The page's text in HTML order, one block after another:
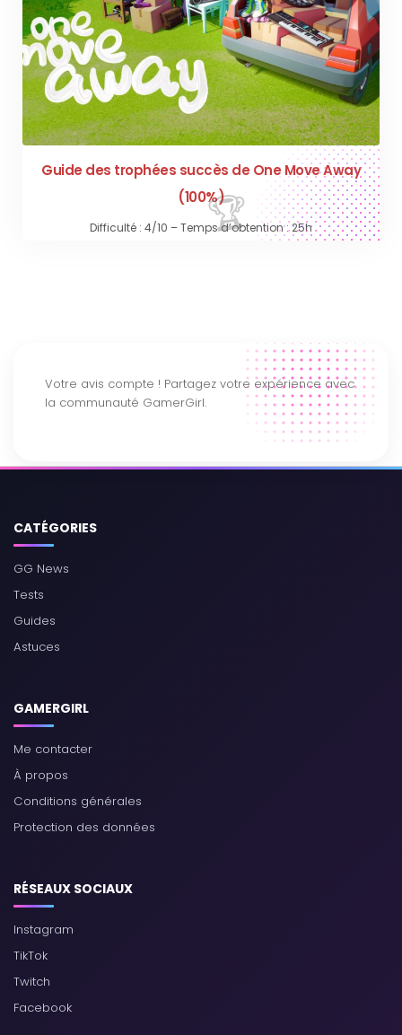
Guide des trophées succès de One Move Away
(100%)
Difficulté : 4/10 – Temps d’obtention : 25h
CATÉGORIES
GG News
Tests
Guides
Astuces
GAMERGIRL
Me contacter
À propos
Conditions générales
Protection des données
RÉSEAUX SOCIAUX
Instagram
TikTok
Twitch
Facebook